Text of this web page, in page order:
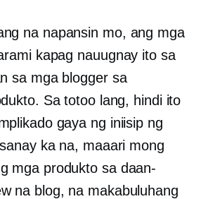
na napansin mo, ang mga
kapag nauugnay ito sa
sa mga blogger sa
Sa totoo lang, hindi ito
gaya ng iniisip ng
ka na, maaari mong
mga produkto sa daan-
na blog, na makabuluhang